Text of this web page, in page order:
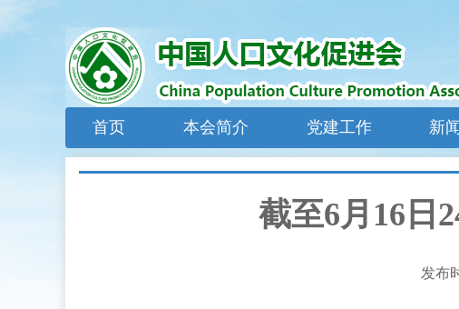
首页 本会简介 党建工作 新
截至6月16日
发布